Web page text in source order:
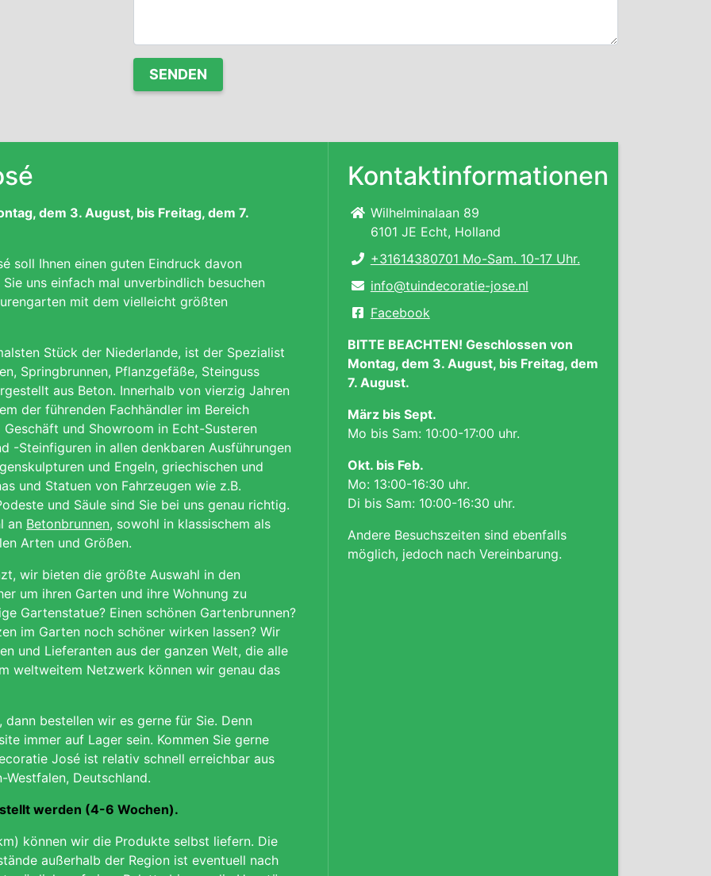
dem 3. August, bis Freitag, dem 7.
soll Ihnen einen guten Eindruck davon
uns einfach mal unverbindlich besuchen
mit dem vielleicht größten
Stück der Niederlande, ist der Spezialist
Springbrunnen, Pflanzgefäße, Steinguss
aus Beton. Innerhalb von vierzig Jahren
der führenden Fachhändler im Bereich
und Showroom in Echt-Susteren
-Steinfiguren in allen denkbaren Ausführungen
und Engeln, griechischen und
und Statuen von Fahrzeugen wie z.B.
und Säule sind Sie bei uns genau richtig.
an Betonbrunnen, sowohl in klassischem als
Arten und Größen.
wir bieten die größte Auswahl in den
um ihren Garten und ihre Wohnung zu
Gartenstatue? Einen schönen Gartenbrunnen?
im Garten noch schöner wirken lassen? Wir
und Lieferanten aus der ganzen Welt, die alle
weltweitem Netzwerk können wir genau das
bestellen wir es gerne für Sie. Denn
immer auf Lager sein. Kommen Sie gerne
José ist relativ schnell erreichbar aus
Deutschland.
werden (4-6 Wochen).
können wir die Produkte selbst liefern. Die
außerhalb der Region ist eventuell nach
Kontaktinformationen
Wilhelminalaan 89
6101 JE Echt, Holland
+31614380701 Mo-Sam. 10-17 Uhr.
info@tuindecoratie-jose.nl
Facebook
BITTE BEACHTEN! Geschlossen von
Montag, dem 3. August, bis Freitag, dem
7. August.
März bis Sept.
Mo bis Sam: 10:00-17:00 uhr.
Okt. bis Feb.
Mo: 13:00-16:30 uhr.
Di bis Sam: 10:00-16:30 uhr.
Andere Besuchszeiten sind ebenfalls
möglich, jedoch nach Vereinbarung.